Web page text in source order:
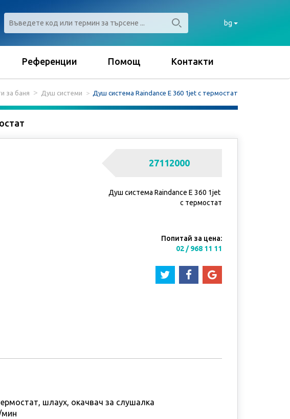
bg
Референции Помощ Контакти
за баня Душ системи Душ система Raindance Е 360 1jet с термостат
27112000
Душ система Raindance Е 360 1jet
с термостат
Попитай за цена:
02 / 968 11 11
шлаух, окачвач за слушалка
мин